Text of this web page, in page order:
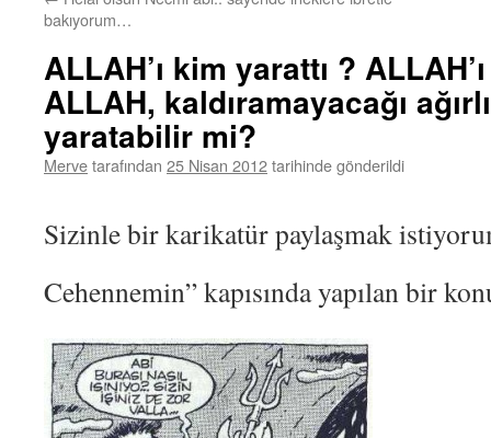
bakıyorum…
ALLAH’ı kim yarattı ?
ALLAH, kaldıramayacağı
yaratabilir mi?
Mervetarafından 25 Nisan 2012tarihinde gönderildi
Sizinle bir karikatür paylaşmak
Cehennemin” kapısında yapılan bir